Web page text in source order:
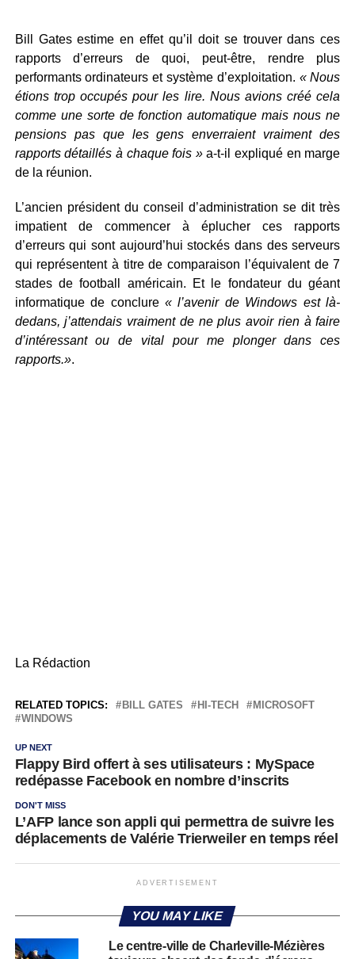
Bill Gates estime en effet qu’il doit se trouver dans ces
rapports d’erreurs de quoi, peut-être, rendre plus
performants ordinateurs et système d’exploitation. « Nous
étions trop occupés pour les lire. Nous avions créé cela
comme une sorte de fonction automatique mais nous ne
pensions pas que les gens enverraient vraiment des
rapports détaillés à chaque fois »a-t-il expliqué en marge
de la réunion.
L’ancien président du conseil d’administration se dit très
impatient de commencer à éplucher ces rapports
d’erreurs qui sont aujourd’hui stockés dans des serveurs
qui représentent à titre de comparaison l’équivalent de 7
stades de football américain. Et le fondateur du géant
informatique de conclure« l’avenir de Windows est là-
dedans, j’attendais vraiment de ne plus avoir rien à faire
d’intéressant ou de vital pour me plonger dans ces
rapports.».
La Rédaction
RELATED TOPICS: BILL GATES HI-TECH
MICROSOFT
WINDOWS
UP NEXT
Flappy Bird offert à ses utilisateurs : MySpace
redépasse Facebook en nombre d’inscrits
DON'T MISS
L’AFP lance son appli qui permettra de suivre les
déplacements de Valérie Trierweiler en temps réel
ADVERTISEMENT
YOU MAY LIKE
Le centre-ville de Charleville-Mézières